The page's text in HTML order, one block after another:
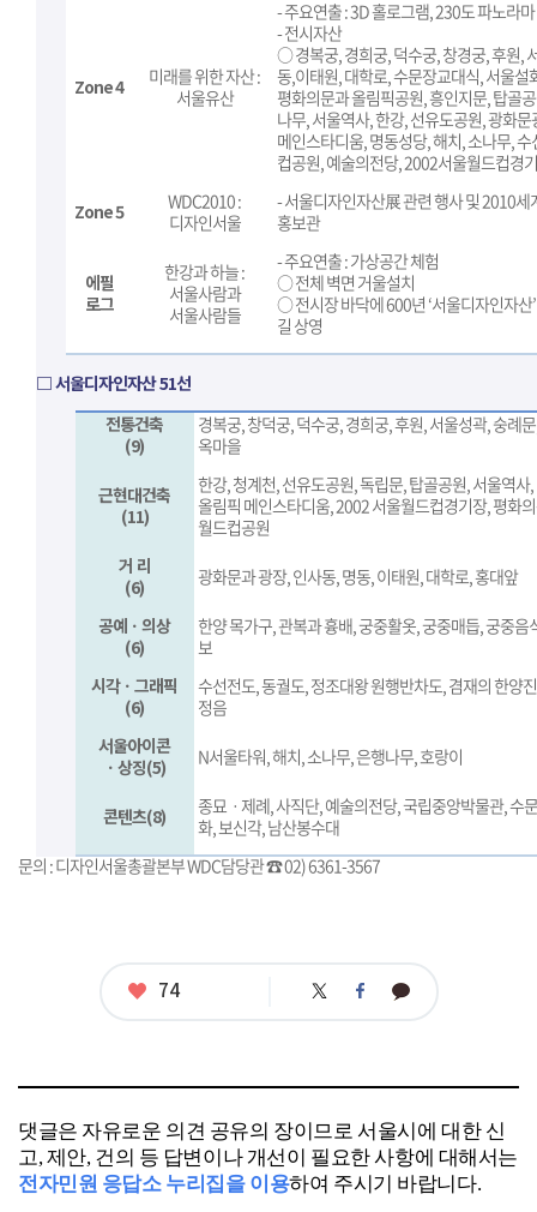
Zone 4
미래를 위한 자산 :
서울유산
- 주요연출 : 3D 홀로그램, 230도 파노라
- 전시자산
○ 경복궁, 경희궁, 덕수궁, 창경궁, 후원,
동,이태원, 대학로, 수문장교대식, 서울설
평화의문과 올림픽공원, 흥인지문, 탑골
나무, 서울역사, 한강, 선유도공원, 광화문
메인스타디움, 명동성당, 해치, 소나무,
컵공원, 예술의전당, 2002서울월드컵경
Zone 5
WDC2010 :
디자인서울
-서울디자인자산展 관련 행사 및 2010
홍보관
에필
로그
한강과 하늘 :
서울사람과
서울사람들
- 주요연출 : 가상공간 체험
○ 전체 벽면 거울설치
○ 전시장 바닥에 600년 ‘서울디자인자산
길 상영
□ 서울디자인자산 51선
전통건축
(9)
경복궁, 창덕궁, 덕수궁, 경희궁, 후원, 서울성곽, 숭례
옥마을
근현대건축
(11)
한강, 청계천, 선유도공원, 독립문, 탑골공원, 서울역사
올림픽 메인스타디움, 2002 서울월드컵경기장, 평화
월드컵공원
거 리
(6)
광화문과 광장, 인사동, 명동, 이태원, 대학로, 홍대앞
공예ㆍ의상
(6)
한양 목가구, 관복과 흉배, 궁중활옷, 궁중매듭, 궁중음
보
시각ㆍ그래픽
(6)
수선전도, 동궐도, 정조대왕 원행반차도, 겸재의 한양
정음
서울아이콘
ㆍ상징(5) N서울타워, 해치, 소나무, 은행나무, 호랑이
콘텐츠(8)
종묘ㆍ제례, 사직단, 예술의전당, 국립중앙박물관, 수
화, 보신각, 남산봉수대
문의 : 디자인서울총괄본부 WDC담당관 ☎ 02) 6361-3567
좋
74
트
페
카
카
댓글은 자유로운 의견 공유의 장이므로 서울시에 대한 신
고, 제안, 건의 등 답변이나 개선이 필요한 사항에 대해서는
전자민원 응답소 누리집을 이용하여 주시기 바랍니다.